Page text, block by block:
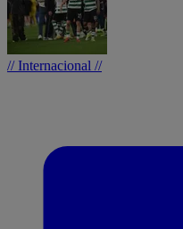
// Internacional //